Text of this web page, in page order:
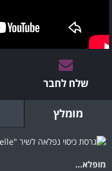
שלח לחבר
מומלץ
מופלא...